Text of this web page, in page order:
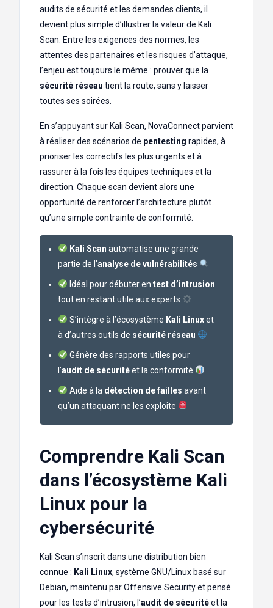
audits de sécurité et les demandes clients, il
devient plus simple d’illustrer la valeur de Kali
Scan. Entre les exigences des normes, les
attentes des partenaires et les risques d’attaque,
l’enjeu est toujours le même : prouver que la
sécurité réseau tient la route, sans y laisser
toutes ses soirées.
En s’appuyant sur Kali Scan, NovaConnect parvient
à réaliser des scénarios de pentesting rapides, à
prioriser les correctifs les plus urgents et à
rassurer à la fois les équipes techniques et la
direction. Chaque scan devient alors une
opportunité de renforcer l’architecture plutôt
qu’une simple contrainte de conformité.
Kali Scan automatise une grande
partie de l’analyse de vulnérabilités
Idéal pour débuter en test d’intrusion
tout en restant utile aux experts
S’intègre à l’écosystème Kali Linuxet
à d’autres outils de sécurité réseau
Génère des rapports utiles pour
l’audit de sécuritéet la conformité
Aide à la détection de failles avant
qu’un attaquant ne les exploite
Comprendre Kali Scan
dans l’écosystème Kali
Linux pour la
cybersécurité
Kali Scan s’inscrit dans une distribution bien
connue : Kali Linux, système GNU/Linux basé sur
Debian, maintenu par Offensive Security et pensé
pour les tests d’intrusion, l’audit de sécuritéet la